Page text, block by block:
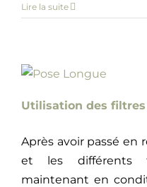
Lire la suite
Utilisation des
Après avoir passé en
et les différents
maintenant en